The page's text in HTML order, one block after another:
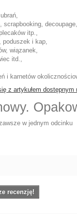
itp.,
poduszek i kap,
wiązanek,
itd.,
i karnetów
z artykułem dostępnym
w jednym odcinku
recenzję!